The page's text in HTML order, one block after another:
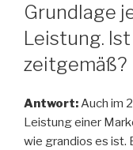
Grundlage
Leistung.
zeitgemäß?
Antwort:Auch im
Leistung einer
wie grandios es ist.